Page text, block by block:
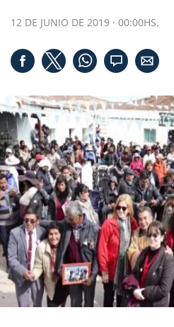
12 DE JUNIO DE 2019 · 00:00HS.